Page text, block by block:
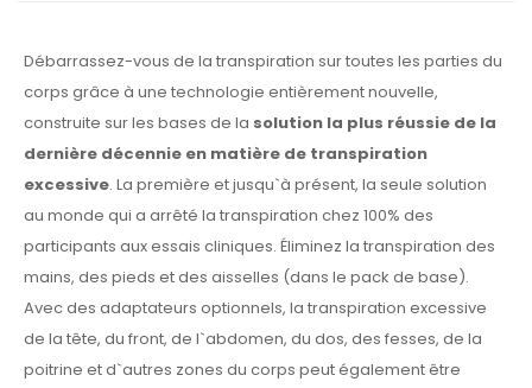
Débarrassez-vous de la transpiration sur toutes les parties du
corps grâce à une technologie entièrement nouvelle,
construite sur les bases de la solution la plus réussie de la
dernière décennie en matière de transpiration
excessive. La première et jusqu`à présent, la seule solution
au monde qui a arrêté la transpiration chez 100% des
participants aux essais cliniques. Éliminez la transpiration des
mains, des pieds et des aisselles (dans le pack de base).
Avec des adaptateurs optionnels, la transpiration excessive
de la tête, du front, de l`abdomen, du dos, des fesses, de la
poitrine et d`autres zones du corps peut également être